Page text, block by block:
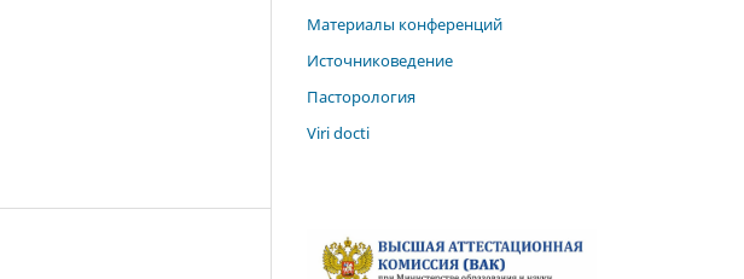
Материалы конференций
Источниковедение
Пасторология
Viri docti